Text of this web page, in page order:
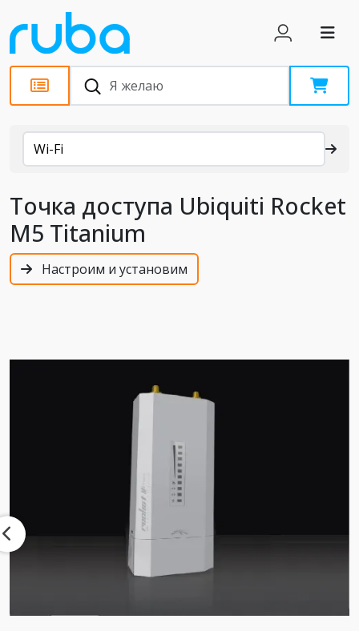
Каталог
Wi-Fi
Точка доступа Ubiquiti Rocket
M5 Titanium
Настроим и установим